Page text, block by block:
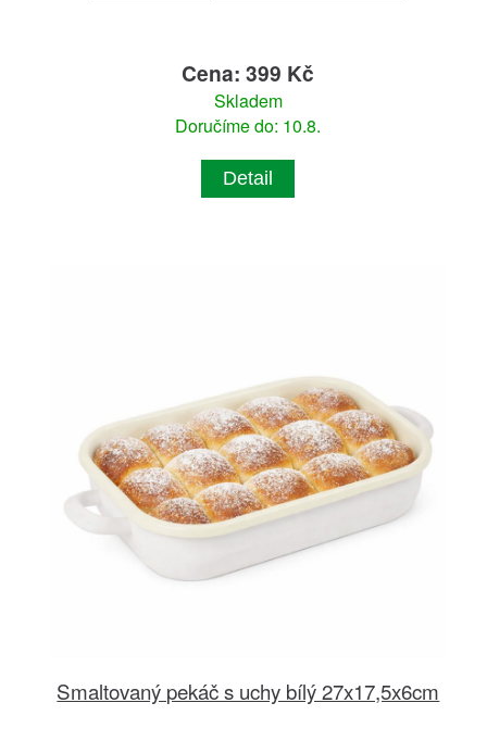
Cena: 399 Kč
Skladem
Doručíme do: 10.8.
Detail
Smaltovaný pekáč s uchy bílý 27x17,5x6cm